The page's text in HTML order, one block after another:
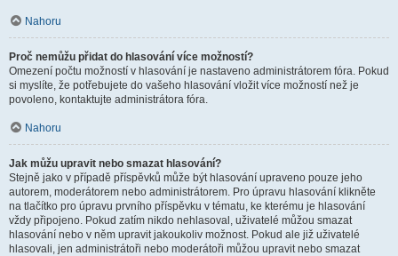
Nahoru
Proč nemůžu přidat do hlasování více možností?
Omezení počtu možností v hlasování je nastaveno administrátorem fóra. Pokud
si myslíte, že potřebujete do vašeho hlasování vložit více možností než je
povoleno, kontaktujte administrátora fóra.
Nahoru
Jak můžu upravit nebo smazat hlasování?
Stejně jako v případě příspěvků může být hlasování upraveno pouze jeho
autorem, moderátorem nebo administrátorem. Pro úpravu hlasování klikněte
na tlačítko pro úpravu prvního příspěvku v tématu, ke kterému je hlasování
vždy připojeno. Pokud zatím nikdo nehlasoval, uživatelé můžou smazat
hlasování nebo v něm upravit jakoukoliv možnost. Pokud ale již uživatelé
hlasovali, jen administrátoři nebo moderátoři můžou upravit nebo smazat